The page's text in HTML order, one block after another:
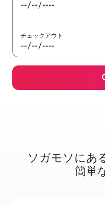
チェックアウト
ソガモソに⁠あ⁠
簡⁠単⁠